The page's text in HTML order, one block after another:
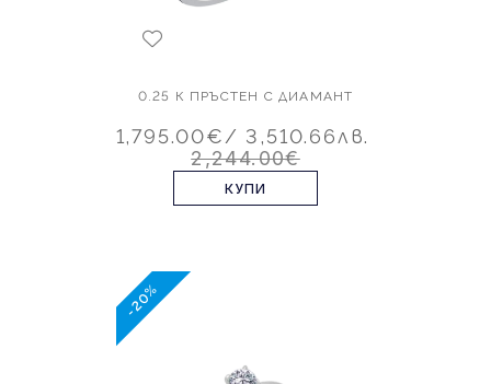
0.25 К ПРЪСТЕН С ДИАМАНТ
1,795.00€/ 3,510.66лв.
2,244.00€
КУПИ
-20%